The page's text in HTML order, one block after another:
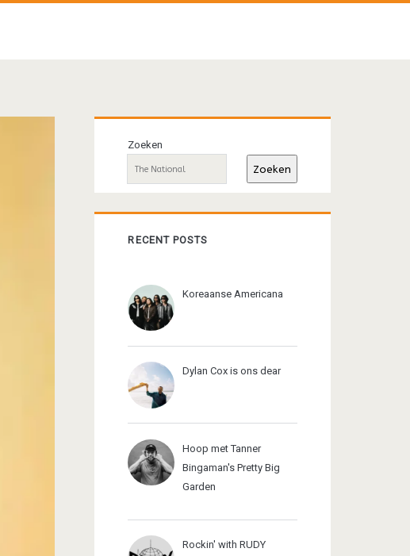
Primaire
sidebar
Zoeken
Zoeken
RECENT POSTS
Koreaanse Americana
Dylan Cox is ons dear
Hoop met Tanner
Bingaman's Pretty Big
Garden
Rockin' with RUDY